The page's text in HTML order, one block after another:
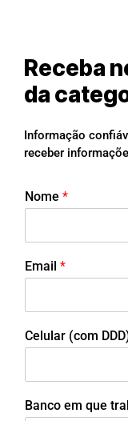
Receba
da
Informação
receber
Nome *
Email *
Celular (com
Banco em que